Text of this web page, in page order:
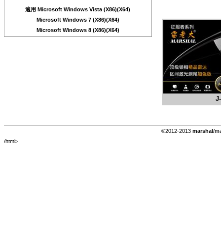
適用 Microsoft Windows Vista (X86)(X64)
Microsoft Windows 7 (X86)(X64)
Microsoft Windows 8 (X86)(X64)
©2012-2013marshal/
/html>